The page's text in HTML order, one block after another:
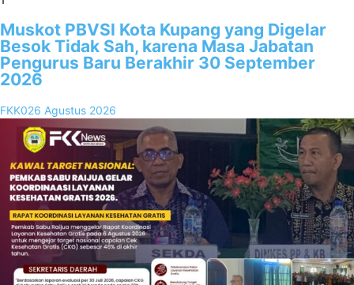
Muskot PBVSI Kota Kupang yang Digelar
Besok Tidak Sah, karena Masa Jabatan
Pengurus Baru Berakhir 30 September
2026
FKK026 Agustus 2026